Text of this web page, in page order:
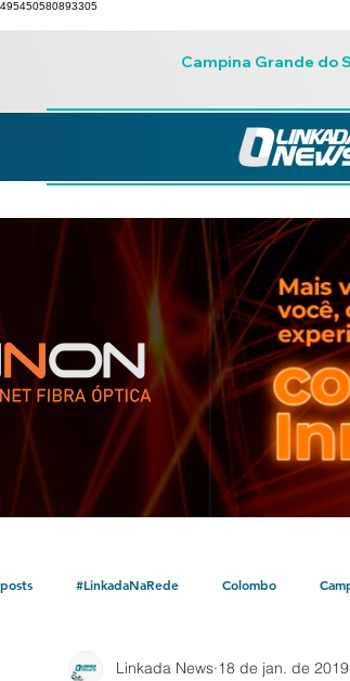
495450580893305
Campina Grande do
#LinkadaNaRede Colombo
Policial Bocaiúva do Sul Litoral
Linkada News 18 de jan. de 2019